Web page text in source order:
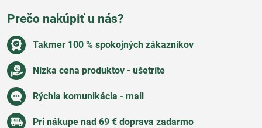
Prečo nakúpiť u nás?
Takmer 100 % spokojných zákazníkov
Nízka cena produktov - ušetríte
Rýchla komunikácia - mail
Pri nákupe nad 69 € doprava zadarmo